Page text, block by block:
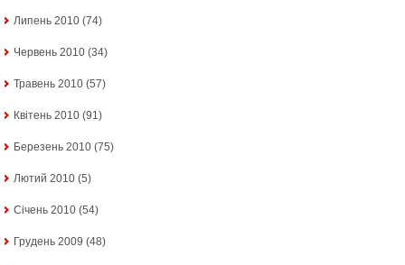
Липень 2010 (74)
Червень 2010 (34)
Травень 2010 (57)
Квітень 2010 (91)
Березень 2010 (75)
Лютий 2010 (5)
Січень 2010 (54)
Грудень 2009 (48)